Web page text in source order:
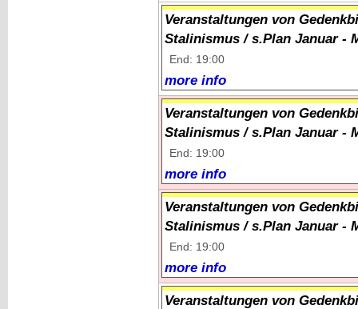
Veranstaltungen von
Stalinismus / s.Plan Januar -
End: 19:00
more info
Veranstaltungen von
Stalinismus / s.Plan Januar -
End: 19:00
more info
Veranstaltungen von
Stalinismus / s.Plan Januar -
End: 19:00
more info
Veranstaltungen von